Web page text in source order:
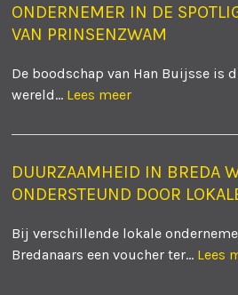
ONDERNEMER IN DE
VAN PRINSENZWAM
De boodschap van Han Buijsse is
wereld... Lees meer
DUURZAAMHEID IN BREDA
ONDERSTEUND DOOR
Bij verschillende lokale
Bredanaars een voucher ter... Lees